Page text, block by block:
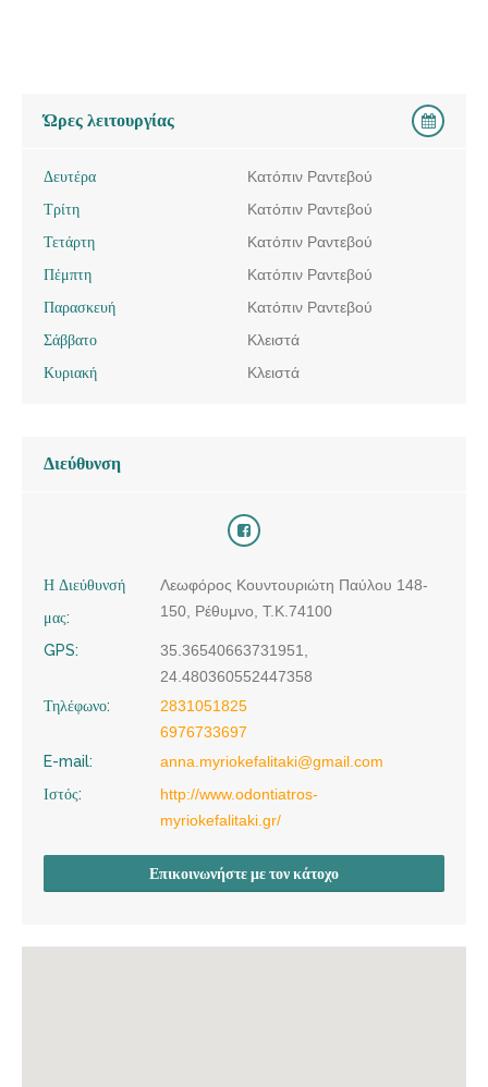
Ώρες λειτουργίας
Δευτέρα
Κατόπιν Ραντεβού
Τρίτη
Κατόπιν Ραντεβού
Τετάρτη
Κατόπιν Ραντεβού
Πέμπτη
Κατόπιν Ραντεβού
Παρασκευή
Κατόπιν Ραντεβού
Σάββατο
Κλειστά
Κυριακή
Κλειστά
Διεύθυνση
Η Διεύθυνσή
μας:
Λεωφόρος Κουντουριώτη Παύλου 148-
150, Ρέθυμνο, Τ.Κ.74100
GPS:
35.36540663731951,
24.480360552447358
Τηλέφωνο:
2831051825
6976733697
E-mail:
anna.myriokefalitaki@gmail.com
Ιστός:
http://www.odontiatros-
myriokefalitaki.gr/
Επικοινωνήστε με τον κάτοχο